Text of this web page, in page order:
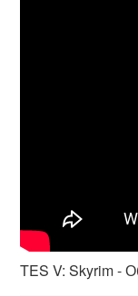
TES V: Skyrim -